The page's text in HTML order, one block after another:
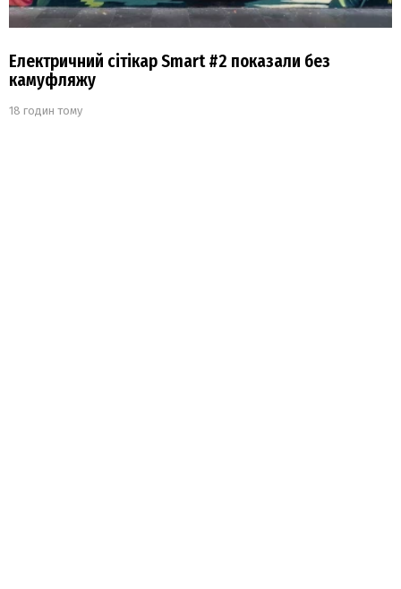
Електричний сітікар Smart #2 показали без
камуфляжу
18 годин тому